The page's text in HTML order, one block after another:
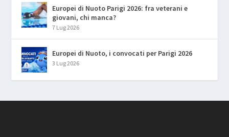
Europei di Nuoto Parigi 2026: fra veterani e
giovani, chi manca?
7 Lug 2026
Europei di Nuoto, i convocati per Parigi 2026
3 Lug 2026